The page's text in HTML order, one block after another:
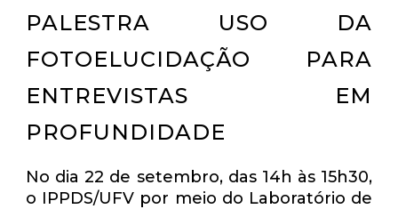
PALESTRA USO DA
FOTOELUCIDAÇÃO PARA
ENTREVISTAS EM
PROFUNDIDADE
No dia 22 de setembro, das 14h às 15h30,
o IPPDS/UFV por meio do Laboratório de